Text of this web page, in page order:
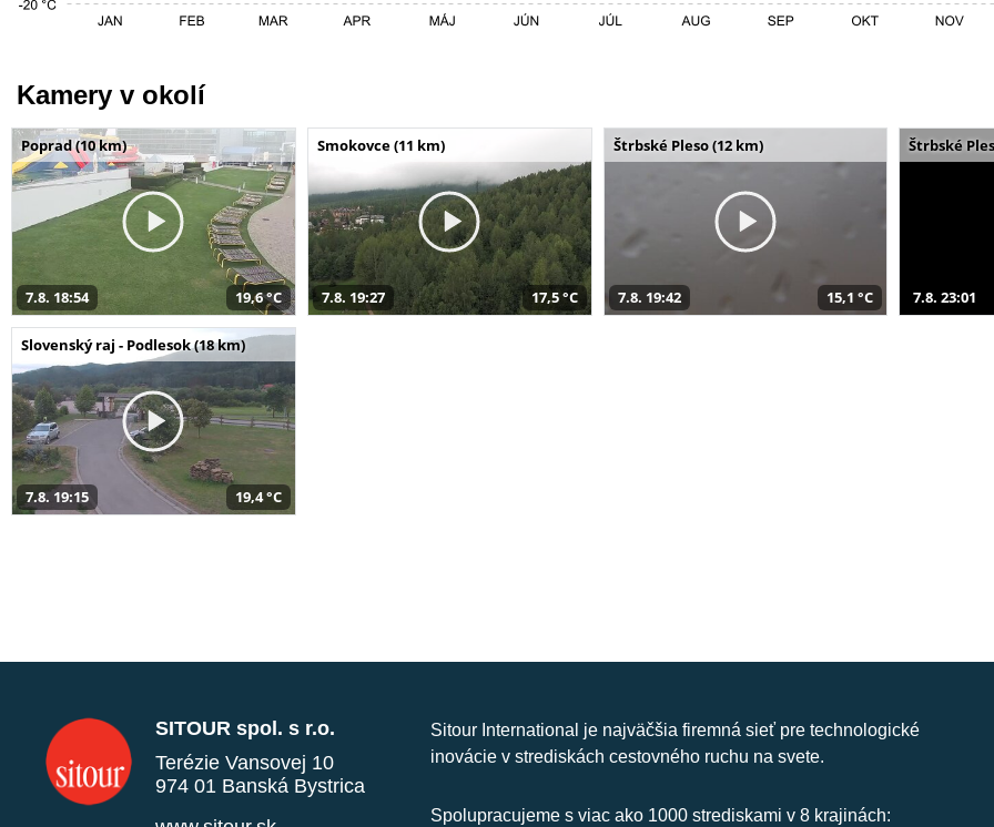
Kamery v okolí
Poprad (10 km)
7.8. 18:54 19,6 °C
Smokovce (11 km)
7.8. 19:27 17,5 °C
Štrbské Pleso (12 km)
7.8. 19:42 15,1 °C
Štrbské
7.8. 23:01
Slovenský raj - Podlesok (18 km)
7.8. 19:15 19,4 °C
SITOUR spol. s r.o.
Terézie Vansovej 10
974 01 Banská Bystrica
Sitour International je najväčšia firemná sieť pre technologické
inovácie v strediskách cestovného ruchu na svete.
Spolupracujeme s viac ako 1000 strediskami v 8 krajinách: